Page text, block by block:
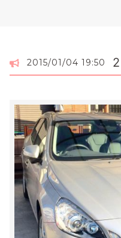
2015/01/04 19:50